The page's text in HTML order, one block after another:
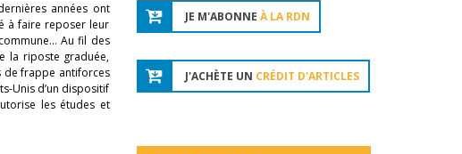
années ont
à faire reposer leur
Au fil des
la riposte graduée,
de frappe antiforces
Unis d’un dispositif
les études et
JE M'ABONNE À LA RDN
J'ACHÈTE UN CRÉDIT D'ARTICLES